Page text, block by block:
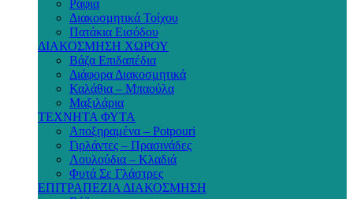
Ράφια
Διακοσμητικά Τοίχου
Πατάκια Εισόδου
ΔΙΑΚΟΣΜΗΣΗ ΧΩΡΟΥ
Βάζα Επιδαπέδια
Διάφορα Διακοσμητικά
Καλάθια – Μπαούλα
Μαξιλάρια
ΤΕΧΝΗΤΑ ΦΥΤΑ
Αποξηραμένα – Potpouri
Γιρλάντες – Πρασινάδες
Λουλούδια – Κλαδιά
Φυτά Σε Γλάστρες
ΕΠΙΤΡΑΠΕΖΙΑ ΔΙΑΚΟΣΜΗΣΗ